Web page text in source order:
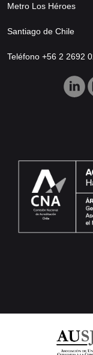
Metro Los Héroes
Santiago de Chile
Teléfono +56 2 2692